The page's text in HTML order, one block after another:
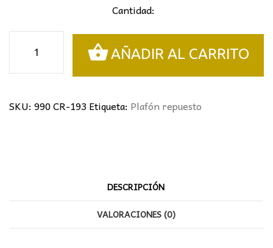
Cantidad:
plafón
AÑADIR AL CARRITO
SKU: 990 CR-193 Etiqueta: Plafón repuesto
DESCRIPCIÓN
VALORACIONES (0)